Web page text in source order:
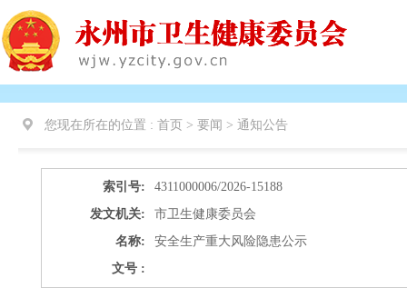
您现在所在的位置 : 首页 > 要闻 > 通知公告
索引号:
4311000006/2026-15188
发文机关:
市卫生健康委员会
名称:
安全生产重大风险隐患公示
文号 :